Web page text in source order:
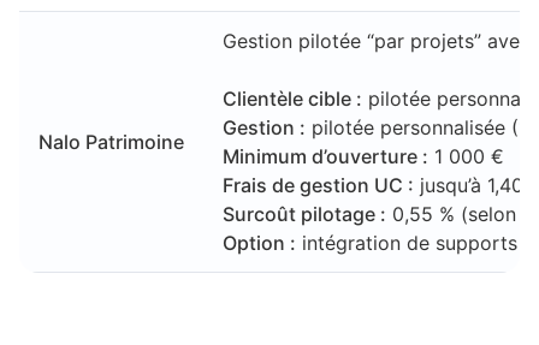
Nalo Patrimoine
Gestion pilotée “par projets”
Clientèle cible : pilotée
Gestion : pilotée personnalisée
Minimum d’ouverture : 1 000 €
Frais de gestion UC : jusqu’à
Surcoût pilotage : 0,55 % (selon
Option : intégration de supports